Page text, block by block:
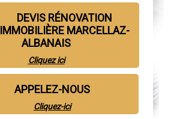
DEVIS RÉNOVATION
IMMOBILIÈRE MARCELLAZ-
ALBANAIS
Cliquez ici
APPELEZ-NOUS
Cliquez-ici